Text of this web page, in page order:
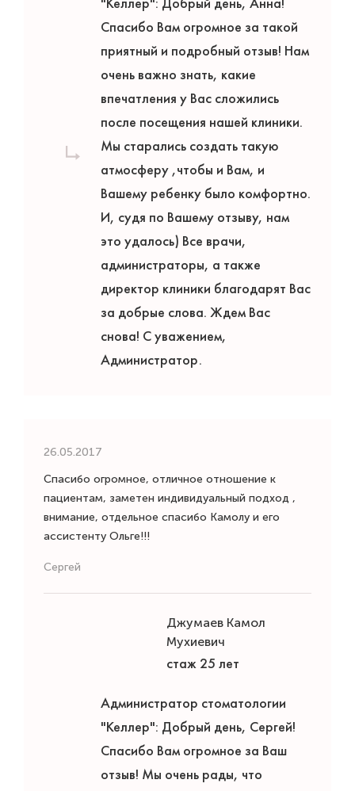
Спасибо Вам огромное за такой
приятный и подробный отзыв! Нам
очень важно знать, какие
впечатления у Вас сложились
после посещения нашей клиники.
Мы старались создать такую
атмосферу ,чтобы и Вам, и
Вашему ребенку было комфортно.
И, судя по Вашему отзыву, нам
это удалось) Все врачи,
администраторы, а также
директор клиники благодарят Вас
за добрые слова. Ждем Вас
снова! С уважением,
Администратор.
26.05.2017
Спасибо огромное, отличное отношение к
пациентам, заметен индивидуальный подход ,
внимание, отдельное спасибо Камолу и его
ассистенту Ольге!!!
Сергей
Джумаев Камол
Мухиевич
стаж 25 лет
Администратор стоматологии
"Келлер": Добрый день, Сергей!
Спасибо Вам огромное за Ваш
отзыв! Мы очень рады, что